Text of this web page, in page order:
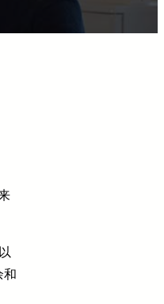
和